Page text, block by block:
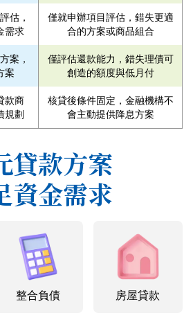
估，
需求
僅就申辦項目評估，錯失更適
合的方案或商品組合
案，
案
僅評估還款能力，錯失理債可
創造的額度與低月付
款商
規劃
核貸後條件固定，金融機構不
會主動提供降息方案
貸款方案
資金需求
整合負債 房屋貸款